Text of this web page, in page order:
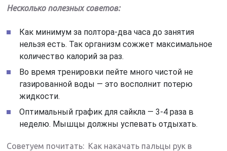
Несколько полезных советов:
Как минимум за полтора-два часа до занятия
нельзя есть. Так организм сожжет максимальное
количество калорий за раз.
Во время тренировки пейте много чистой не
газированной воды — это восполнит потерю
жидкости.
Оптимальный график для сайкла — 3-4 раза в
неделю. Мышцы должны успевать отдыхать.
Советуем почитать: Как накачать пальцы рук в